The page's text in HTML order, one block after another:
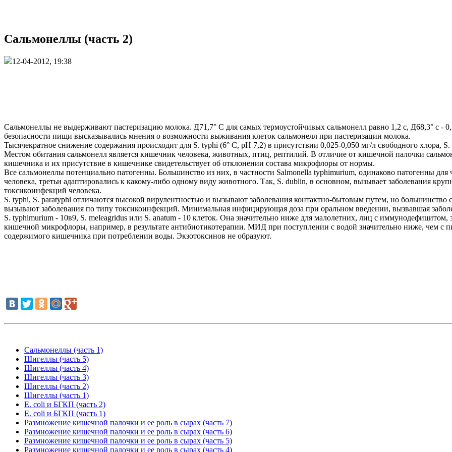
Сальмонеллы (часть 2)
12-04-2012, 19:38
Сальмонеллы не выдерживают пастеризацию молока. Д71,7° С для самых термоустойчивых сальмонелл равно 1,2 с, Д68,3° с -
безопасности пищи высказывались мнения о возможности выживания клеток сальмонелл при пастеризации молока.
Тысячекратное снижение содержания происходит для S. typhi (6° С, pH 7,2) в присутствии 0,025-0,050 мг/л свободного хлора,
Местом обитания сальмонелл является кишечник человека, животных, птиц, рептилий. В отличие от кишечной палочки
кишечника и их присутствие в кишечнике свидетельствует об отклонении состава микрофлоры от нормы.
Все сальмонеллы потенциально патогенны. Большинство из них, в частности Salmonella typhimurium, одинаково патогенны
человека, третьи адаптировались к какому-либо одному виду животного. Так, S. dublin, в основном, вызывает заболевания
токсикоинфекций человека.
S. typhi, S. paratyphi отличаются высокой вирулентностью и вызывают заболевания контактно-бытовым путем, но
вызывают заболевания по типу токсикоинфекций. Минимальная инфицирующая доза при оральном введении, вызвавшая
S. typhimurium - 10в9, S. meleagridus или S. anatum - 10 клеток. Она значительно ниже для малолетних, лиц с
кишечной микрофлоры, например, в результате антибиотикотерапии. МИД при поступлении с водой значительно ниже, чем с
содержимого кишечника при потреблении воды. Экзотоксинов не образуют.
Сальмонеллы (часть 1)
Шигеллы (часть 5)
Шигеллы (часть 4)
Шигеллы (часть 3)
Шигеллы (часть 2)
Шигеллы (часть 1)
E. coli и БГКП (часть 2)
E. coli и БГКП (часть 1)
Размножение кишечной палочки и ее роль в сырах (часть 7)
Размножение кишечной палочки и ее роль в сырах (часть 6)
Размножение кишечной палочки и ее роль в сырах (часть 5)
Размножение кишечной палочки и ее роль в сырах (часть 4)